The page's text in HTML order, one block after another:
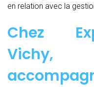
en relation avec la
Chez